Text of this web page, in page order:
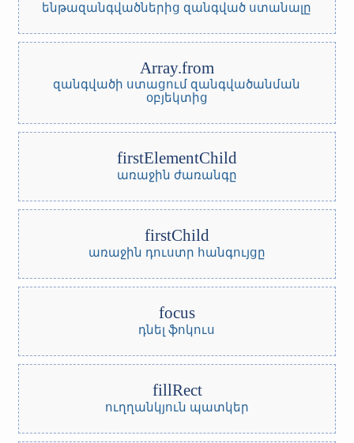
ենթազանգվածներից զանգված ստանալը
Array.from
զանգվածի ստացում զանգվածանման
օբյեկտից
firstElementChild
առաջին ժառանգը
firstChild
առաջին դուստր հանգույցը
focus
դնել ֆոկուս
fillRect
ուղղանկյուն պատկեր